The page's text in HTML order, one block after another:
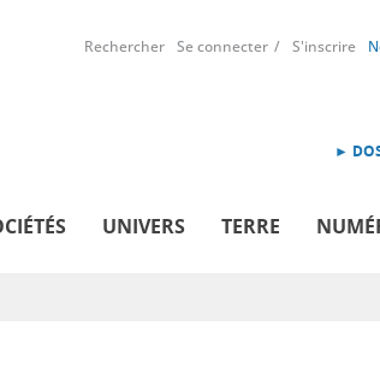
Rechercher Se connecter S'inscrire
►
UNIVERS TERRE